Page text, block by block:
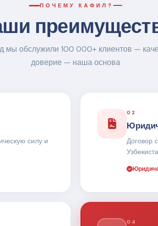
ПОЧЕМУ КАФИЛ?
мы обслужили 100 000+ клиентов —
доверие — наша основа
силу и
02
Договор
04